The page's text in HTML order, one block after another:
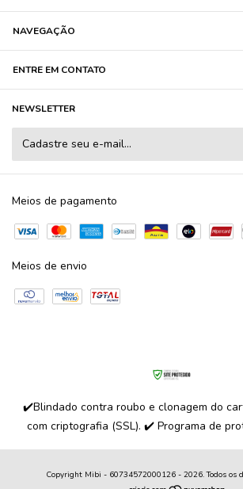
NAVEGAÇÃO
ENTRE EM CONTATO
NEWSLETTER
Meios de pagamento
Meios de envio
✔️Blindado contra roubo e clonagem do
com criptografia (SSL). ✔️ Programa de
Copyright Mibi - 60734572000126 - 2026. Todos os